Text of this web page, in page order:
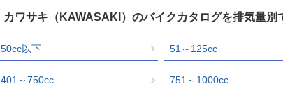
カワサキ（KAWASAKI）のバイクカタログを排気量別
50cc以下 51～125cc
401～750cc 751～1000cc